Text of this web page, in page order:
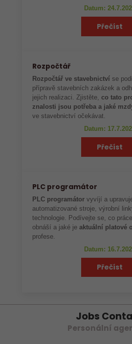
Datum:
Přečíst
Rozpočtář
Rozpočtář ve stavebnictví se
přípravě stavebních zakázek a
jejich realizaci. Zjistěte,co tato
znalosti jsou potřeba a jaké
ve stavebnictví očekávat.
Datum:
Přečíst
PLC programátor
PLC programátor vyvíjí a
automatizované stroje, výrobní
technologie. Podívejte se, co
obnáší a jaké je aktuální platové
profese.
Datum:
Přečíst
Jobs
Personální